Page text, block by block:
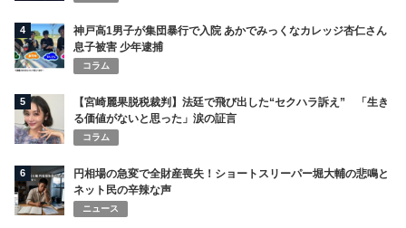
4
神戸高1男子が集団暴行で入院 あかでみっくなカレッジ杏仁さん
息子被害 少年逮捕
コラム
5
【宮崎麗果脱税裁判】法廷で飛び出した“セクハラ訴え” 「生き
る価値がないと思った」涙の証言
コラム
6
円相場の急変で全財産喪失！ショートスリーパー堀大輔の悲鳴と
ネット民の辛辣な声
ニュース